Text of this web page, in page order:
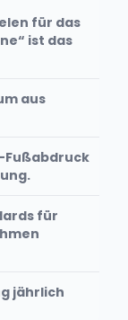
für das
ist das
aus
Fußabdruck
für
jährlich